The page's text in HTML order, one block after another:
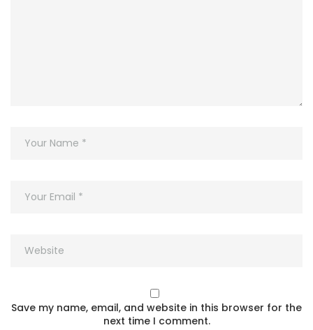
Save my name, email, and website in this browser for the
next time I comment.